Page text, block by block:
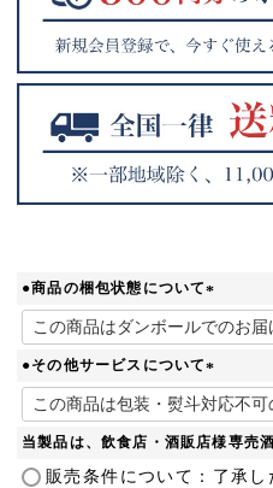
●商品の梱包状態について
(
必
須
)
●その他サービスについて
(
必
須
当製品は、飲食店・酒販店様専売
販売条件について：了承し